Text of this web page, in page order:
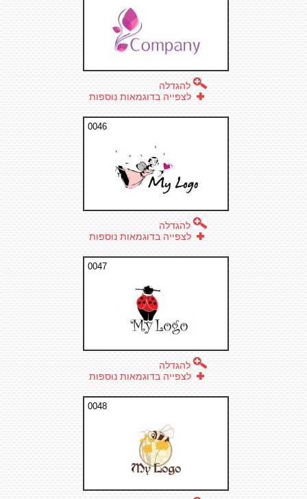
להגדלה
לצפייה בדוגמאות נוספות
0046
להגדלה
לצפייה בדוגמאות נוספות
0047
להגדלה
לצפייה בדוגמאות נוספות
0048